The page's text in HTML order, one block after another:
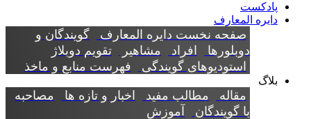
پادکست
دایره المعارف
صفحه نخست دایره المعارف گویندگان و
دوبلورها
افراد مشاهیر تقویم دوبلاژ
استودیوهای گویندگی فهرست منابع و ماخذ
بلاگ
مقاله مطالب مفید اخبار و تازه ها
مصاحبه
با گویندگان آموزش